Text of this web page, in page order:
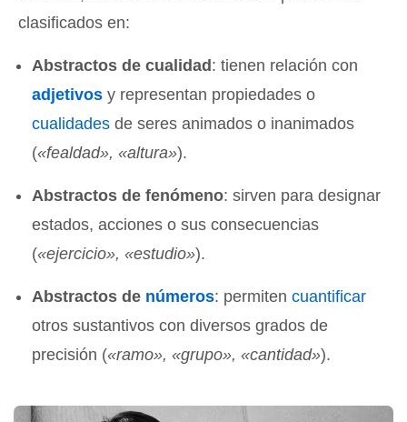
clasificados en:
Abstractos de cualidad : tienen relación con
adjetivos y representan propiedades o
cualidades de seres animados o inanimados
(«fealdad», «altura»).
Abstractos de fenómeno: sirven para designar
estados, acciones o sus consecuencias
(«ejercicio», «estudio»).
Abstractos de números: permitencuantificar
otros sustantivos con diversos grados de
precisión («ramo», «grupo», «cantidad»).